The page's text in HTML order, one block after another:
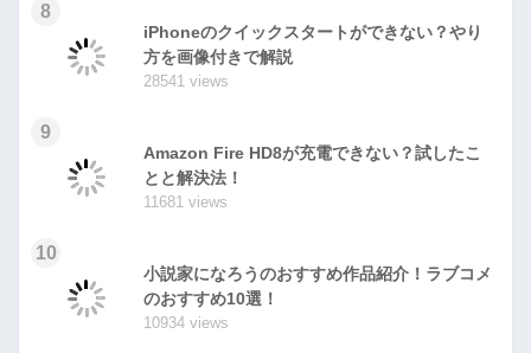
8
iPhoneのクイックスタートができない？やり
方を画像付きで解説
28541 views
9
Amazon Fire HD8が充電できない？試したこ
とと解決法！
11681 views
10
小説家になろうのおすすめ作品紹介！ラブコメ
のおすすめ10選！
10934 views